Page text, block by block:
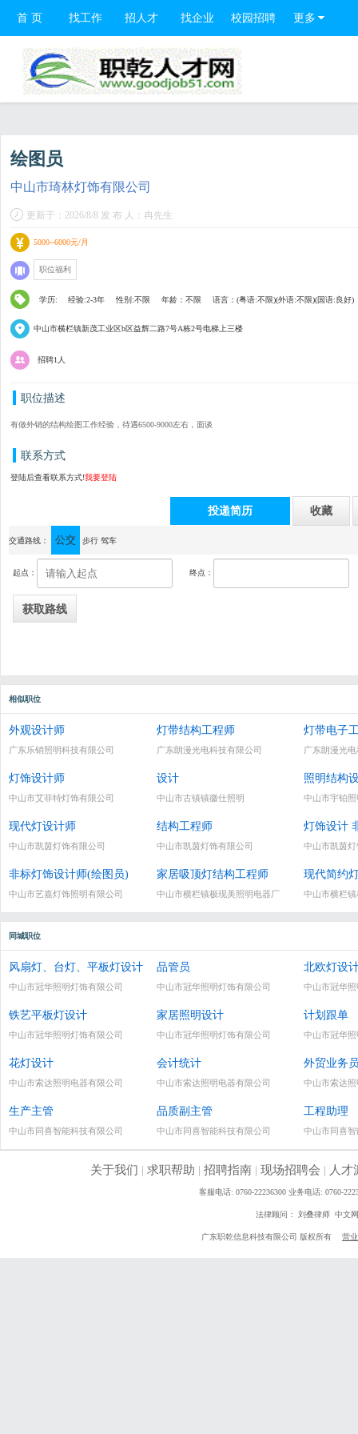
首 页 找工作 招人才 找企业 校园招聘 更多
绘图员
中山市琦林灯饰有限公司
更新于：2026/8/8 发 布 人：冉先生
5000--6000元/月
职位福利
学历: 经验:2-3年 性别:不限 年龄：不限 语言：(粤语:不限)(外语:不限)(国语:良好)
中山市横栏镇新茂工业区b区益辉二路7号A栋2号电梯上三楼
招聘1人
职位描述
有做外销的结构绘图工作经验，待遇6500-9000左右，面谈
联系方式
登陆后查看联系方式!我要登陆
投递简历 收藏
通讯地址：中山市横栏镇新茂工业区b区益辉二路7号A栋2号电梯上三楼
交通路线： 公交 步行 驾车
起点： 终点：
相似职位
外观设计师
广东乐销照明科技有限公司
灯带结构工程师
广东朗漫光电科技有限公司
灯带电子
广东朗漫光
灯饰设计师
中山市艾菲特灯饰有限公司
设计
中山市古镇镇徽仕照明
照明结构
中山市宇铂
现代灯设计师
中山市凯茵灯饰有限公司
结构工程师
中山市凯茵灯饰有限公司
灯饰设计
中山市凯茵
非标灯饰设计师(绘图员)
中山市艺嘉灯饰照明有限公司
家居吸顶灯结构工程师
中山市横栏镇极现美照明电器厂
现代简约
中山市横栏
同城职位
风扇灯、台灯、平板灯设计
中山市冠华照明灯饰有限公司
品管员
中山市冠华照明灯饰有限公司
北欧灯设
中山市冠华
铁艺平板灯设计
中山市冠华照明灯饰有限公司
家居照明设计
中山市冠华照明灯饰有限公司
计划跟单
中山市冠华
花灯设计
中山市索达照明电器有限公司
会计统计
中山市索达照明电器有限公司
外贸业务
中山市索达
生产主管
中山市同喜智能科技有限公司
品质副主管
中山市同喜智能科技有限公司
工程助理
中山市同喜
关于我们 | 求职帮助 | 招聘指南| 现场招聘会 | 人才
客服电话: 0760-22236300 业务电话: 0760-
法律顾问： 刘叠律师 中文
广东职乾信息科技有限公司 版权所有 营